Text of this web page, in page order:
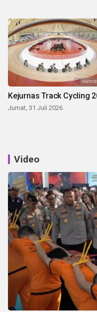
Kejurnas Track Cycling
Jumat, 31 Juli 2026
Video